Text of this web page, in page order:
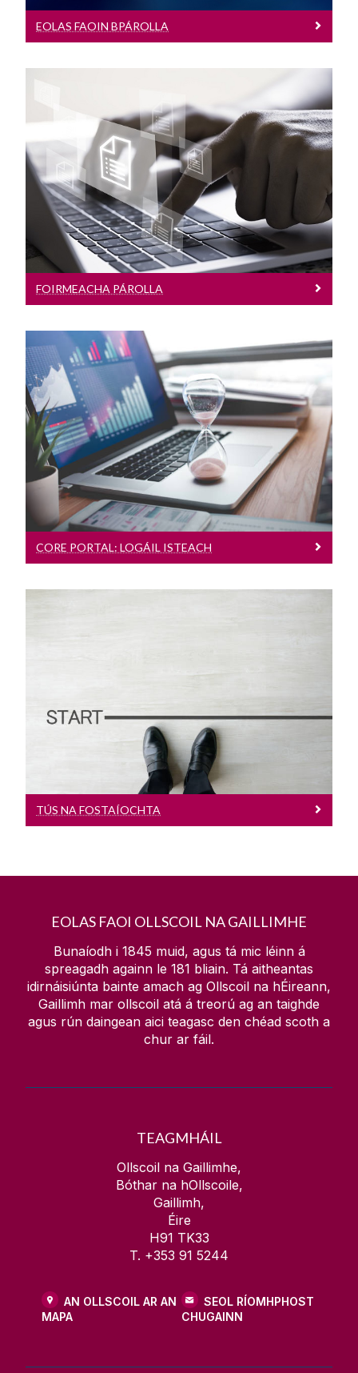
EOLAS FAOIN BPÁROLLA
Foirmeacha Párolla
Foirmeacha d’Fhostaithe a Íoctar in
aghaidh na hUaire, foirmeacha ASC,
etc.
FOIRMEACHA PÁROLLA
Core Portal: Logáil Isteach
Core Portal, Duillíní pá & P60 ar líne,
Sonraí Conartha
CORE PORTAL: LOGÁIL ISTEACH
Tús Na Fostaíochta
An t-eolas ar fad faoi Phárolla & Costais
TÚS NA FOSTAÍOCHTA
EOLAS FAOI OLLSCOIL NA GAILLIMHE
Bunaíodh i 1845 muid, agus tá mic léinn á
spreagadh againn le 181 bliain. Tá aitheantas
idirnáisiúnta bainte amach ag Ollscoil na hÉireann,
Gaillimh mar ollscoil atá á treorú ag an taighde
agus rún daingean aici teagasc den chéad scoth a
chur ar fáil.
TEAGMHÁIL
Ollscoil na Gaillimhe,
Bóthar na hOllscoile,
Gaillimh,
Éire
H91 TK33
T. +353 91 5244
AN OLLSCOIL AR AN
MAPA
SEOL RÍOMHPHOST
CHUGAINN